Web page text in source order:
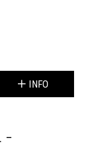
INFO
–